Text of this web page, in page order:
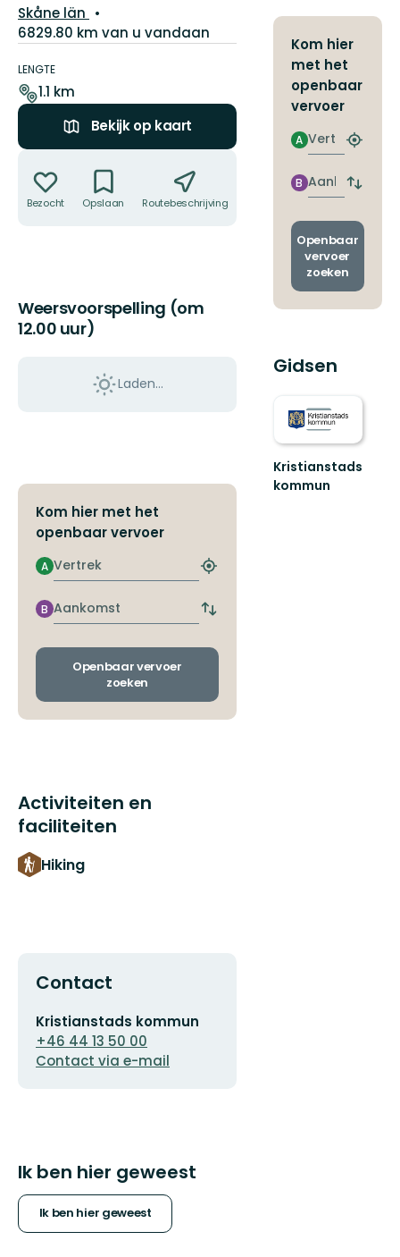
Regio:
Skåne län
6829.80 km van u vandaan
details
LENGTE
1.1 km
Bekijk op kaart
Bezocht Opslaan Routebeschrijving
Weersvoorspelling (om
12.00 uur)
Laden…
Kom hier met het
openbaar vervoer
Vertrek
A
Zoek
dichtstbijzijnde
halte
Aankomst
B
Wissel
en
Openbaar vervoer
zoeken
Activiteiten en
faciliteiten
Hiking
Contact
E-
mailadres
Kristianstads kommun
+46 44 13 50 00
Contact via e-mail
Ik ben hier geweest
Ik ben hier geweest
Kom hier
met het
openbaar
vervoer
Vertrek
A
Zoek
halte
Aankomst
B
Wissel
en
Openbaar
vervoer
zoeken
Gidsen
Kristianstads
kommun